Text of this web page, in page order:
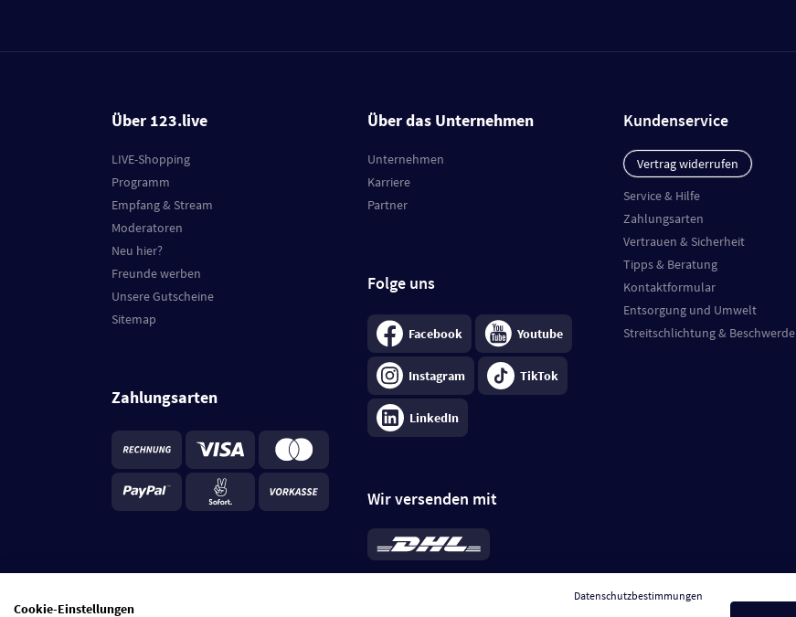
Über 123.live
LIVE-Shopping
Programm
Empfang & Stream
Moderatoren
Neu hier?
Freunde werben
Unsere Gutscheine
Sitemap
Zahlungsarten
Über das Unternehmen
Unternehmen
Karriere
Partner
Folge uns
Facebook Youtube
Instagram TikTok
LinkedIn
Wir versenden mit
*Standard 6,95 €; bei Kühlware zzgl. 0,99 €
je Bestellung, insgesamt 7,94 €. Lieferzeit3-
Kundenservice
Vertrag widerrufen
Service & Hilfe
Zahlungsarten
Vertrauen & Sicherheit
Tipps & Beratung
Kontaktformular
Entsorgung und Umwelt
Streitschlichtung & Beschwerde
Datenschutzbestimmungen
Cookie-Einstellungen